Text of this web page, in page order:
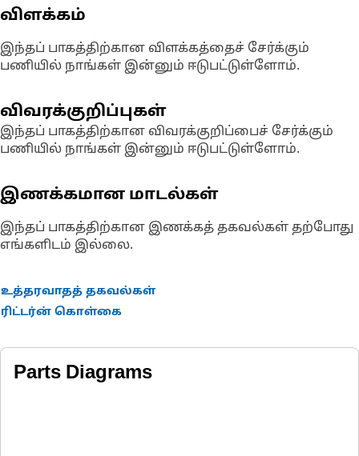
விளக்கம்
இந்தப் பாகத்திற்கான விளக்கத்தைச் சேர்க்கும்
பணியில் நாங்கள் இன்னும் ஈடுபட்டுள்ளோம்.
விவரக்குறிப்புகள்
இந்தப் பாகத்திற்கான விவரக்குறிப்பைச் சேர்க்கும்
பணியில் நாங்கள் இன்னும் ஈடுபட்டுள்ளோம்.
இணக்கமான மாடல்கள்
இந்தப் பாகத்திற்கான இணக்கத் தகவல்கள் தற்போது
எங்களிடம் இல்லை.
உத்தரவாதத் தகவல்கள்
ரிட்டர்ன் கொள்கை
Parts Diagrams